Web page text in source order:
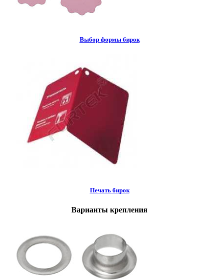
Выбор формы бирок
Печать бирок
Варианты крепления